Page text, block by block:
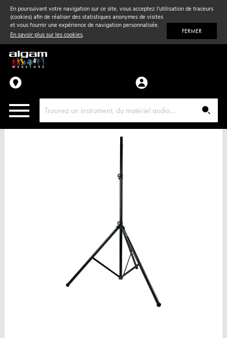
En poursuivant votre navigation sur ce site, vous acceptez l'utilisation de traceurs
(cookies) afin de réaliser des statistiques anonymes de visites
et vous fournir une expérience de navigation personnalisée.
En savoir plus sur les cookies. FERMER
Vent& Violon
Accessoires
Pièces détachées